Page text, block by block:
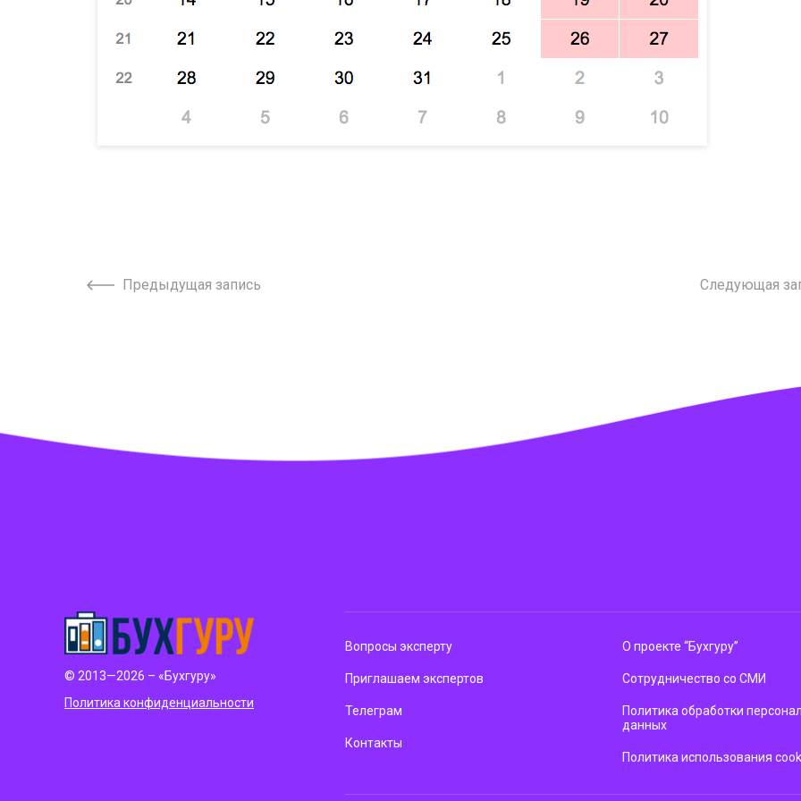
Предыдущая запись Следующая
© 2013—2026 – «Бухгуру»
Политика конфиденциальности
Вопросы эксперту
Приглашаем экспертов
Телеграм
Контакты
О проекте “Бухгуру”
Сотрудничество со СМИ
Политика обработки
данных
Политика использования